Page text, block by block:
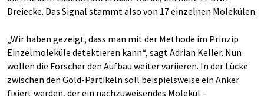
Dreiecke. Das Signal stammt also von 17 einzelnen Molekülen.
„Wir haben gezeigt, dass man mit der Methode im Prinzip
Einzelmoleküle detektieren kann“, sagt Adrian Keller. Nun
wollen die Forscher den Aufbau weiter variieren. In der Lücke
zwischen den Gold-Partikeln soll beispielsweise ein Anker
fixiert werden, der ein nachzuweisendes Molekül –